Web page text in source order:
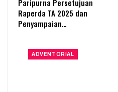
Paripurna Persetujuan
Raperda TA 2025 dan
Penyampaian…
ADVENTORIAL